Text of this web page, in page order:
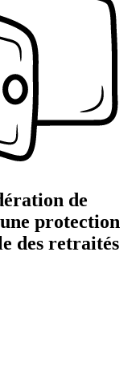
de
protection
des retraités